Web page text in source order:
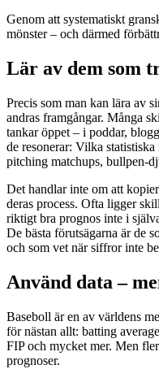
Genom att systematiskt
mönster – och därmed
Lär av dem som
Precis som man kan lära av
andras framgångar. Många
tankar öppet – i poddar,
de resonerar: Vilka
pitching matchups, bullpen-
Det handlar inte om att
deras process. Ofta ligger
riktigt bra prognos inte i
De bästa förutsägarna är de
och som vet när siffror inte
Använd data –
Baseboll är en av världens
för nästan allt: batting
FIP och mycket mer. Men
prognoser.